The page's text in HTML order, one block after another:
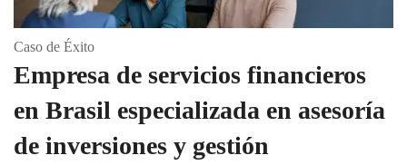
Caso de Éxito
Empresa de servicios financieros
en Brasil especializada en asesoría
de inversiones y gestión